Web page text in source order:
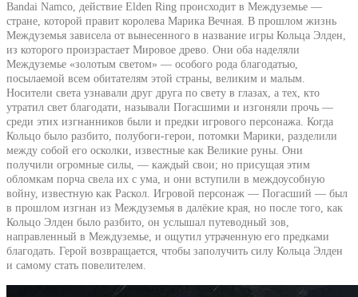
Bandai Namco, действие Elden Ring происходит в Междуземье —
стране, которой правит королева Марика Вечная. В прошлом жизнь
Междуземья зависела от вынесенного в название игры Кольца Элден,
из которого произрастает Мировое древо. Они оба наделяли
Междуземье «золотым светом» — особого рода благодатью,
посылаемой всем обитателям этой страны, великим и малым.
Носители света узнавали друг друга по свету в глазах, а тех, кто
утратил свет благодати, называли Погасшими и изгоняли прочь —
среди этих изгнанников были и предки игрового персонажа. Когда
Кольцо было разбито, полубоги-герои, потомки Марики, разделили
между собой его осколки, известные как Великие руны. Они
получили огромные силы, — каждый свои; но присущая этим
обломкам порча свела их с ума, и они вступили в междоусобную
войну, известную как Раскол. Игровой персонаж — Погасший — был
в прошлом изгнан из Междуземья в далёкие края, но после того, как
Кольцо Элден было разбито, он услышал путеводный зов,
направленный в Междуземье, и ощутил утраченную его предками
благодать. Герой возвращается, чтобы заполучить силу Кольца Элден
и самому стать повелителем.